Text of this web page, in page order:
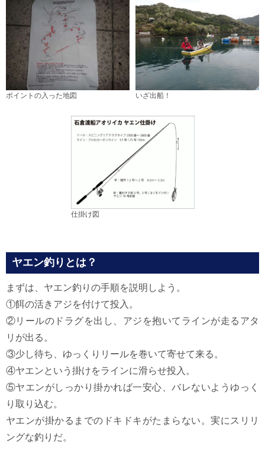
ポイントの入った地図 いざ出船！
仕掛け図
ヤエン釣りとは？
まずは、ヤエン釣りの手順を説明しよう。
①餌の活きアジを付けて投入。
②リールのドラグを出し、アジを抱いてラインが走るアタ
リが出る。
③少し待ち、ゆっくりリールを巻いて寄せて来る。
④ヤエンという掛けをラインに滑らせ投入。
⑤ヤエンがしっかり掛かれば一安心、バレないようゆっく
り取り込む。
ヤエンが掛かるまでのドキドキがたまらない。実にスリリ
ングな釣りだ。